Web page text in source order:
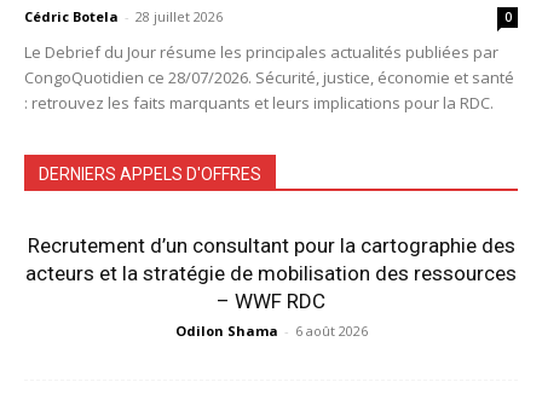
Cédric Botela - 28 juillet 2026 0
Le Debrief du Jour résume les principales actualités publiées par
CongoQuotidien ce 28/07/2026. Sécurité, justice, économie et santé
: retrouvez les faits marquants et leurs implications pour la RDC.
DERNIERS APPELS D'OFFRES
Recrutement d’un consultant pour la cartographie des
acteurs et la stratégie de mobilisation des ressources
– WWF RDC
Odilon Shama - 6 août 2026